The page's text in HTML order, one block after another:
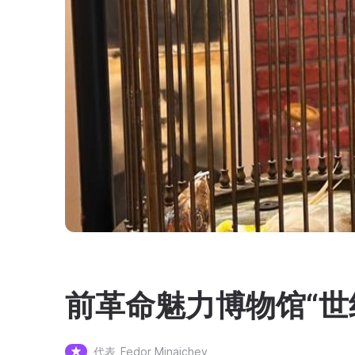
前革命魅力博物馆“
代表 Fedor Minaichev